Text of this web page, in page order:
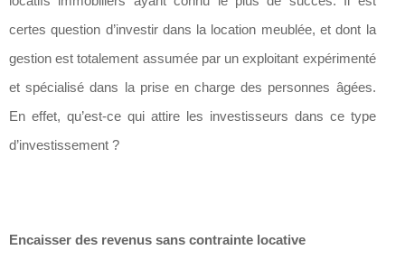
certes question d’investir dans la location meublée, et dont la
gestion est totalement assumée par un exploitant expérimenté
et spécialisé dans la prise en charge des personnes âgées.
En effet, qu’est-ce qui attire les investisseurs dans ce type
d’investissement ?
Encaisser des revenus sans contrainte locative